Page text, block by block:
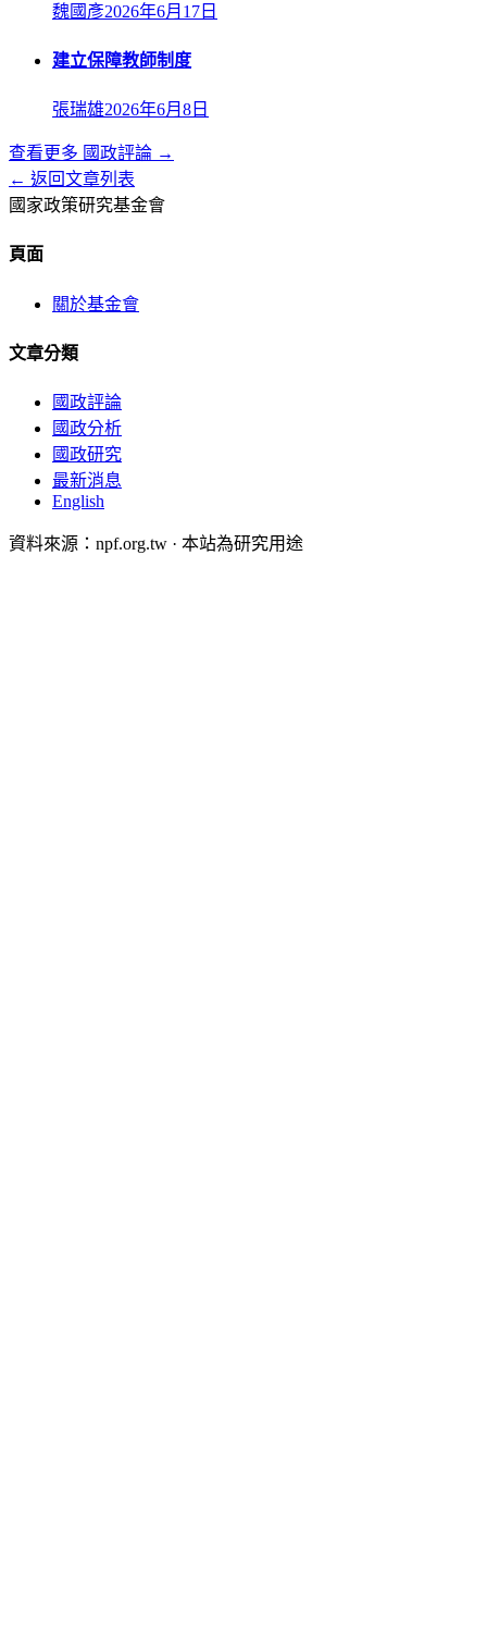
魏國彥2026年6月17日
建立保障教師制度
張瑞雄2026年6月8日
查看更多 國政評論 →
← 返回文章列表
國家政策研究基金會
頁面
關於基金會
文章分類
國政評論
國政分析
國政研究
最新消息
English
資料來源：npf.org.tw · 本站為研究用途